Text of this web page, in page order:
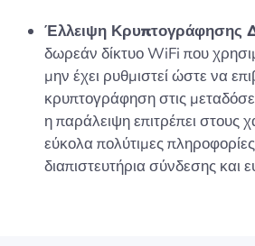
Έλλειψη Κρυπτογράφησης
δωρεάν δίκτυο WiFi που
μην έχει ρυθμιστεί ώστε να
κρυπτογράφηση στις
η παράλειψη επιτρέπει στους
εύκολα πολύτιμες
διαπιστευτήρια σύνδεσης και